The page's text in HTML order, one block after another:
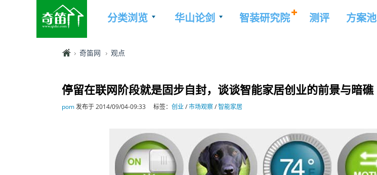
分类浏览 华山论剑 智装研究院 测评 方案池
奇笛网 观点
停留在联网阶段就是固步自封，谈谈智能家居创业的前景与暗礁
pom发布于 2014/09/04-09:33 标签： 创业/市场观察/智能家居